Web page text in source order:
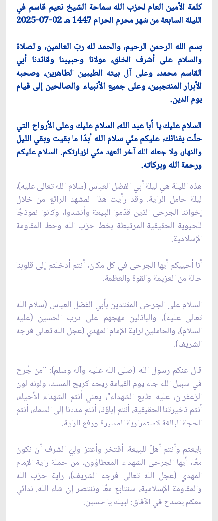
كلمة الأمين العام لحزب الله سماحة الشيخ نعيم قاسم في
الليلة السابعة من شهر محرم الحرام 1447 هـ 02-07-2025
بسم الله الرحمن الرحيم، والحمد لله ربّ العالمين، والصلاة
والسلام على أشرف الخلق، مولانا وحبيبنا وقائدنا أبي
القاسم محمد، وعلى آل بيته الطيبين الطاهرين، وصحبه
الأبرار المنتجبين، وعلى جميع الأنبياء والصالحين إلى قيام
يوم الدين.
السلام عليك يا أبا عبد الله، السلام عليك وعلى الأرواح التي
حلّت بفنائك، عليكم منّي سلام الله أبدًا ما بقيت وبقي الليل
والنهار، ولا جعله الله آخر العهد منّي لزيارتكم. السلام عليكم
ورحمة الله وبركاته.
هذه الليلة هي ليلة أبي الفضل العباس (سلام الله تعالى عليه)،
ليلة حامل الراية. وقد رأيت هذا المشهد الرائع من خلال
إخواننا الجرحى الذين قدّموا البيعة وأنشدوا، وكانوا نموذجًا
للحيوية الحقيقية المرتبطة بخط حزب الله وخط المقاومة
الإسلامية.
أنا أحييكم أيها الجرحى في كل مكان، أنتم أدخلتم إلى قلوبنا
حالة من العزيمة والقوة والعظمة.
السلام على الجرحى المقتدين بأبي الفضل العباس (سلام الله
تعالى عليه)، والباذلين مهجهم على درب الحسين (عليه
السلام)، والحاملين لراية الإمام المهدي (عجل الله تعالى فرجه
الشريف).
قال عنكم رسول الله (صلى الله عليه وآله وسلم): "من جُرح
في سبيل الله جاء يوم القيامة ريحه كريح المسك، ولونه لون
الزعفران، عليه طابع الشهداء"، يعني أنتم الشهداء الأحياء،
أنتم ذخيرتنا الحقيقية، أنتم إباؤنا، أنتم مددنا إلى السماء، أنتم
الحجة البالغة لاستمرارية المسيرة ورفع الراية.
بايعتم وأنتم أهلٌ للبيعة، أفتخر وأعتز ولِيَ الشرف أن نكون
معًا، أيها الجرحى الشهداء المعطاؤون، من حملة راية الإمام
المهدي (عجل الله تعالى فرجه الشريف)، راية حزب الله
والمقاومة الإسلامية، سنتابع معًا وننتصر إن شاء الله. ندائي
معكم يصدح في الآفاق: لبيك يا حسين.